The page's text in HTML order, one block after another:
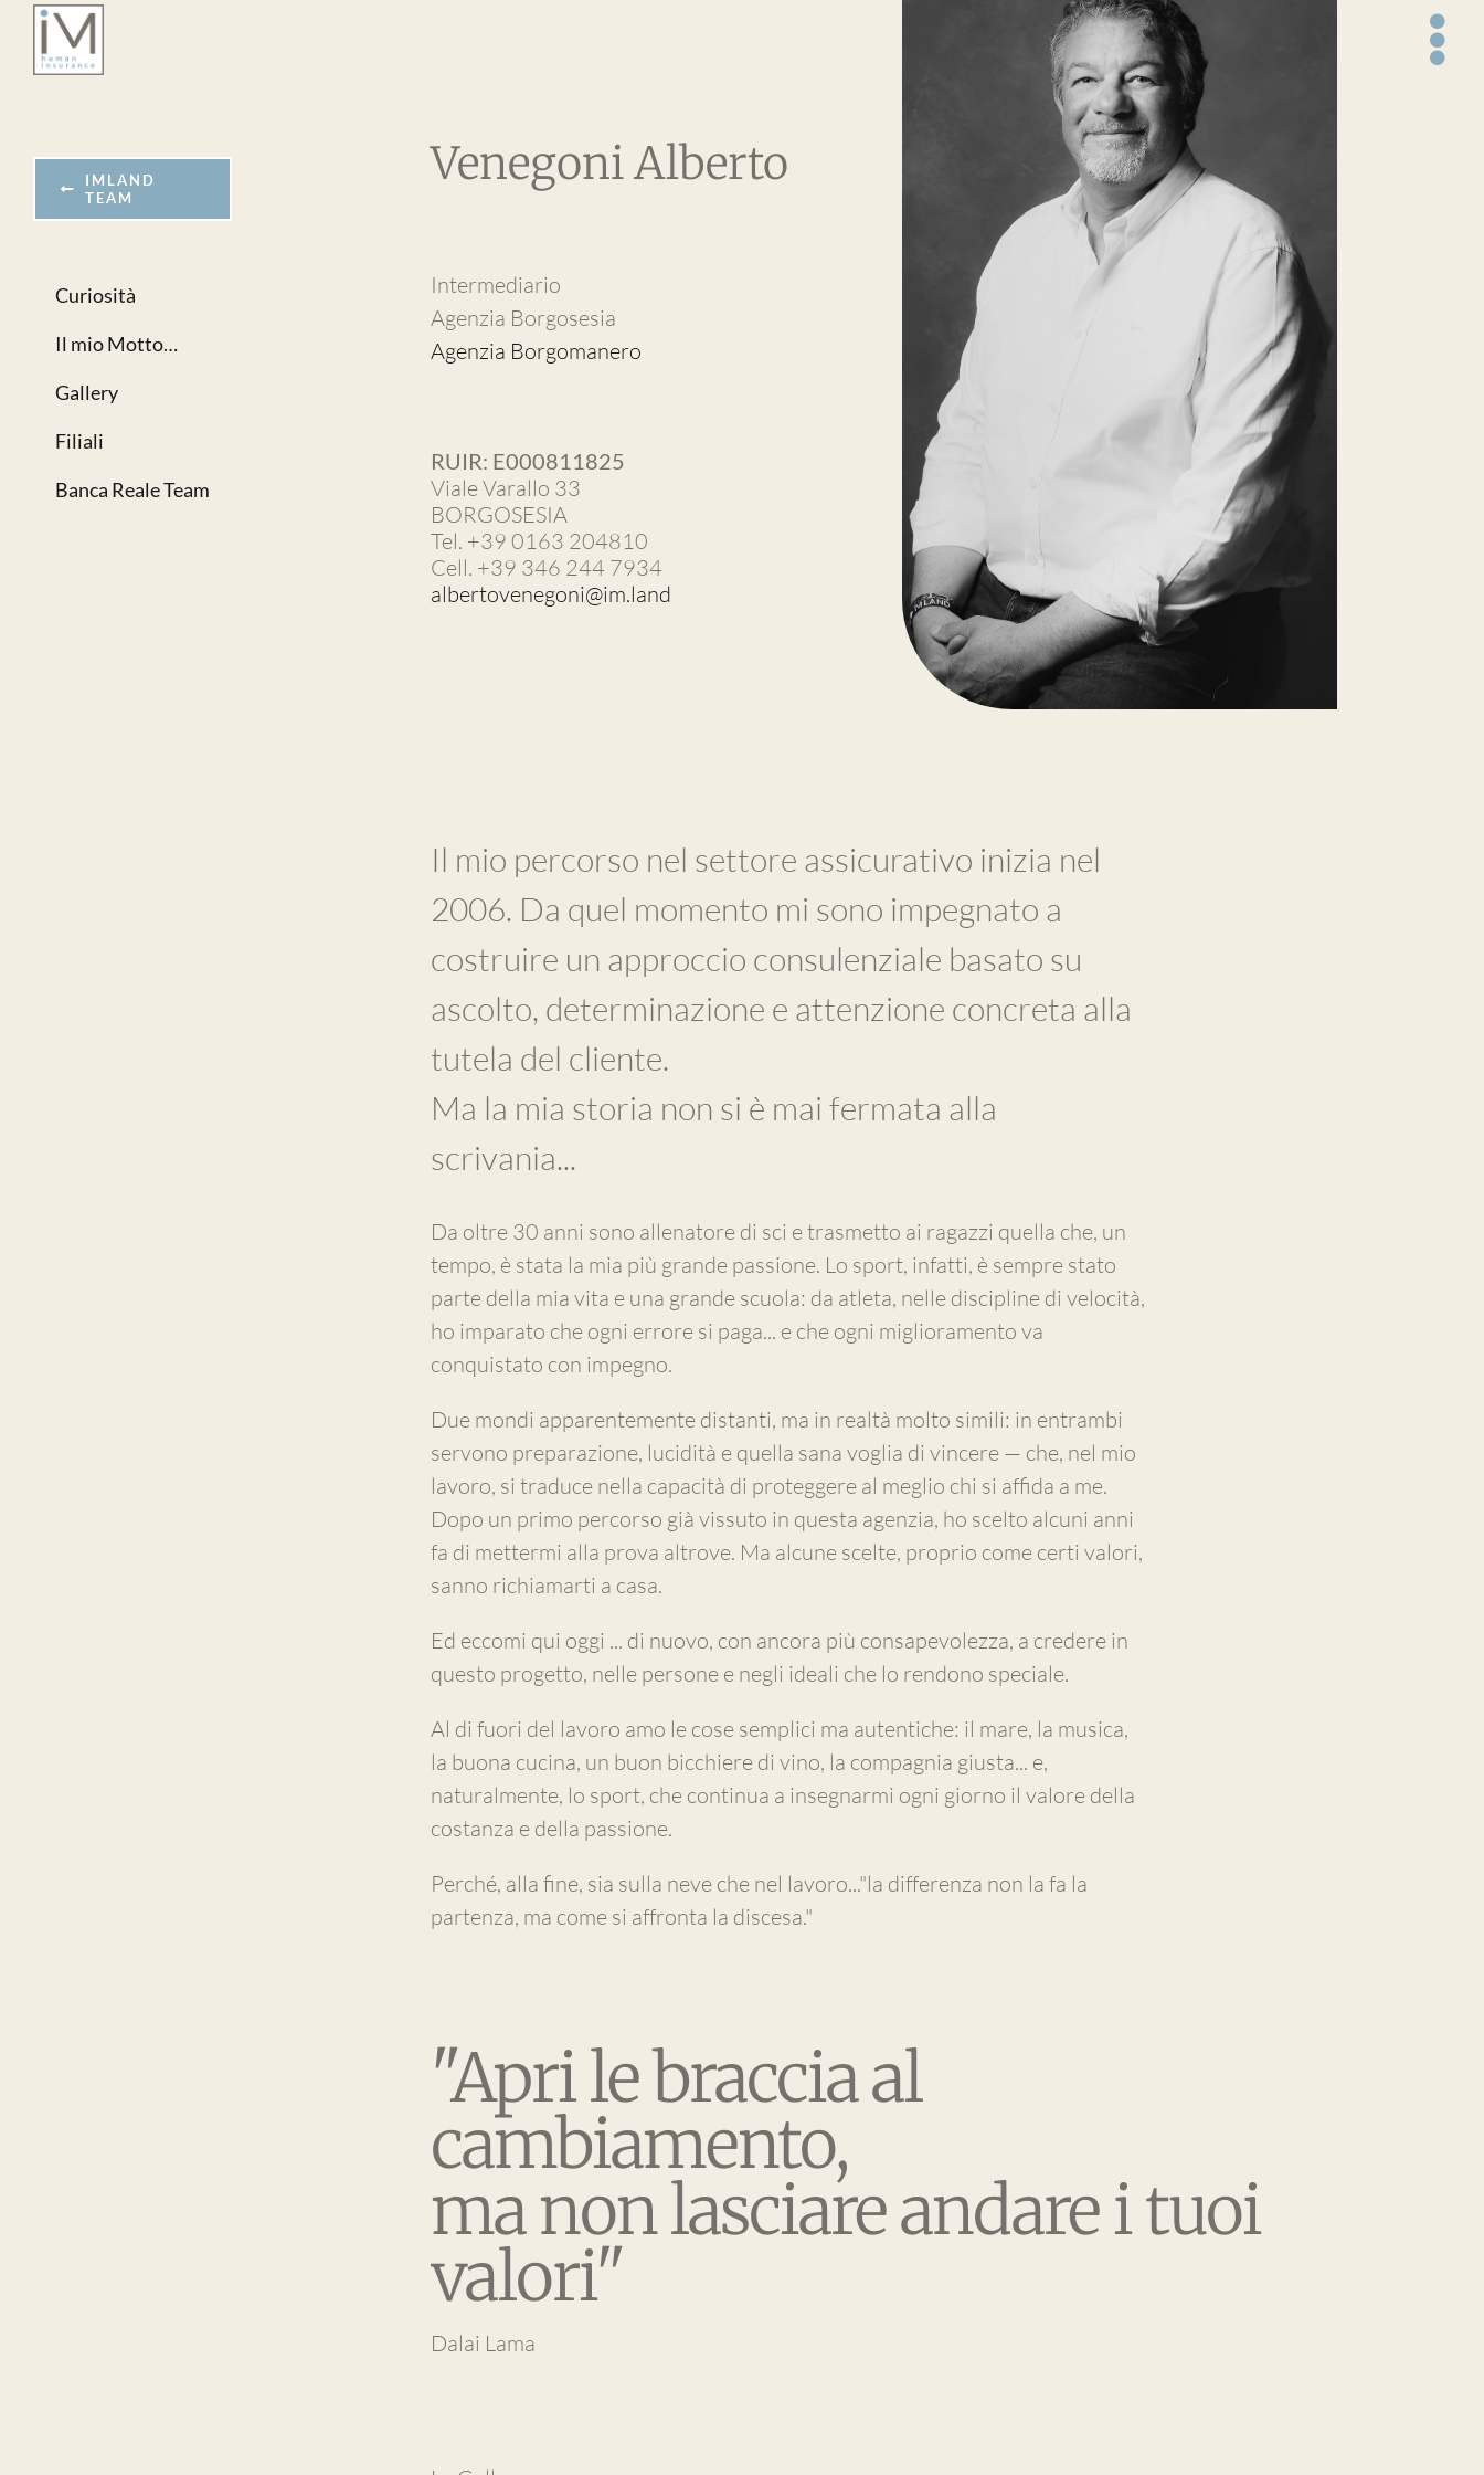
Salta
contenuto
Venegoni Alberto
Intermediario
Agenzia Borgosesia
Agenzia Borgomanero
RUIR: E000811825
Viale Varallo 33
BORGOSESIA
Tel. +39 0163 204810
Cell. +39 346 244 7934
albertovenegoni@im.land
Il mio percorso nel settore assicurativo inizia nel
2006. Da quel momento mi sono impegnato a
costruire un approccio consulenziale basato su
ascolto, determinazione e attenzione concreta alla
tutela del cliente.
Ma la mia storia non si è mai fermata alla
scrivania...
Da oltre 30 anni sono allenatore di sci e trasmetto ai ragazzi quella che, un
tempo, è stata la mia più grande passione. Lo sport, infatti, è sempre stato
parte della mia vita e una grande scuola: da atleta, nelle discipline di velocità,
ho imparato che ogni errore si paga... e che ogni miglioramento va
conquistato con impegno.
Due mondi apparentemente distanti, ma in realtà molto simili: in entrambi
servono preparazione, lucidità e quella sana voglia di vincere — che, nel mio
lavoro, si traduce nella capacità di proteggere al meglio chi si affida a me.
Dopo un primo percorso già vissuto in questa agenzia, ho scelto alcuni anni
fa di mettermi alla prova altrove. Ma alcune scelte, proprio come certi valori,
sanno richiamarti a casa.
Ed eccomi qui oggi ... di nuovo, con ancora più consapevolezza, a credere in
questo progetto, nelle persone e negli ideali che lo rendono speciale.
Al di fuori del lavoro amo le cose semplici ma autentiche: il mare, la musica,
la buona cucina, un buon bicchiere di vino, la compagnia giusta... e,
naturalmente, lo sport, che continua a insegnarmi ogni giorno il valore della
costanza e della passione.
Perché, alla fine, sia sulla neve che nel lavoro..."la differenza non la fa la
partenza, ma come si affronta la discesa."
"Apri le braccia al
cambiamento,
ma non lasciare andare i tuoi
valori"
Dalai Lama
IMLAND
TEAM
Curiosità
Il mio Motto…
Gallery
Filiali
Banca Reale Team